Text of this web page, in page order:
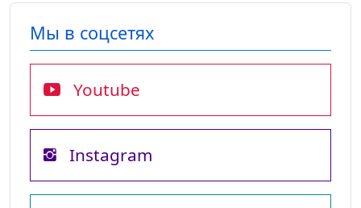
Мы в соцсетях
Youtube
Instagram